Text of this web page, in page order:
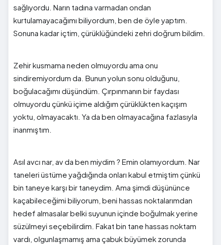
sağlıyordu. Narın tadına varmadan ondan
kurtulamayacağımı biliyordum, ben de öyle yaptım.
Sonuna kadar içtim, çürüklüğündeki zehri doğrum bildim.
Zehir kusmama neden olmuyordu ama onu
sindiremiyordum da. Bunun yolun sonu olduğunu,
boğulacağımı düşündüm. Çırpınmanın bir faydası
olmuyordu çünkü içime aldığım çürüklükten kaçışım
yoktu, olmayacaktı. Ya da ben olmayacağına fazlasıyla
inanmıştım.
Asıl avcı nar, av da ben miydim ? Emin olamıyordum. Nar
taneleri üstüme yağdığında onları kabul etmiştim çünkü
bin taneye karşı bir taneydim. Ama şimdi düşününce
kaçabileceğimi biliyorum, beni hassas noktalarımdan
hedef almasalar belki suyunun içinde boğulmak yerine
süzülmeyi seçebilirdim. Fakat bin tane hassas noktam
vardı, olgunlaşmamış ama çabuk büyümek zorunda